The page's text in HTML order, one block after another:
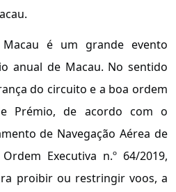
é um grande evento
anual de Macau. No sentido
do circuito e a boa ordem
Prémio, de acordo com o
de Navegação Aérea de
Executiva n.º 64/2019,
proibir ou restringir voos, a